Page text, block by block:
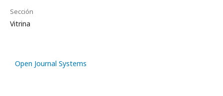
Sección
Vitrina
Open Journal Systems